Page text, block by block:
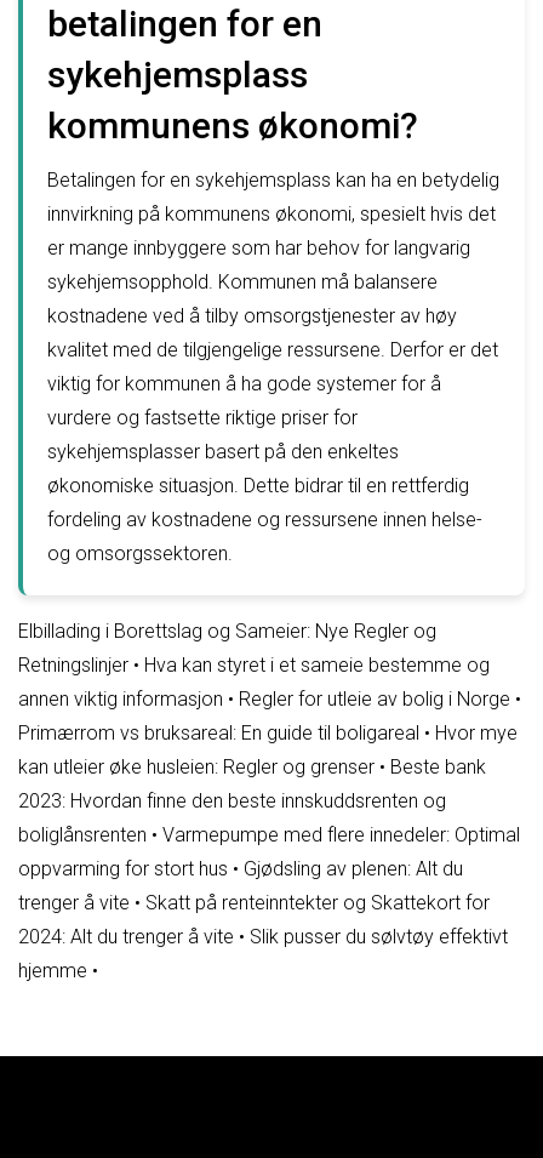
betalingen for en
sykehjemsplass
kommunens økonomi?
Betalingen for en sykehjemsplass kan ha en betydelig
innvirkning på kommunens økonomi, spesielt hvis det
er mange innbyggere som har behov for langvarig
sykehjemsopphold. Kommunen må balansere
kostnadene ved å tilby omsorgstjenester av høy
kvalitet med de tilgjengelige ressursene. Derfor er det
viktig for kommunen å ha gode systemer for å
vurdere og fastsette riktige priser for
sykehjemsplasser basert på den enkeltes
økonomiske situasjon. Dette bidrar til en rettferdig
fordeling av kostnadene og ressursene innen helse-
og omsorgssektoren.
Elbillading i Borettslag og Sameier: Nye Regler og
Retningslinjer • Hva kan styret i et sameie bestemme og
annen viktig informasjon • Regler for utleie av bolig i Norge •
Primærrom vs bruksareal: En guide til boligareal • Hvor mye
kan utleier øke husleien: Regler og grenser • Beste bank
2023: Hvordan finne den beste innskuddsrenten og
boliglånsrenten • Varmepumpe med flere innedeler: Optimal
oppvarming for stort hus • Gjødsling av plenen: Alt du
trenger å vite • Skatt på renteinntekter og Skattekort for
2024: Alt du trenger å vite • Slik pusser du sølvtøy effektivt
hjemme •